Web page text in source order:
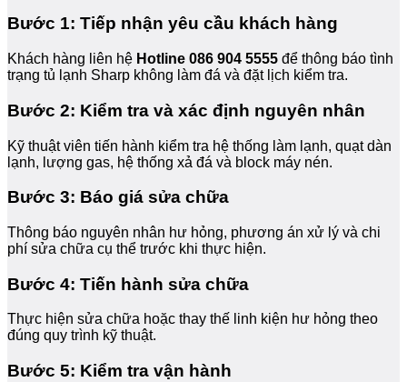
Bước 1: Tiếp nhận yêu cầu khách hàng
Khách hàng liên hệ Hotline 086 904 5555 để thông báo tình
trạng tủ lạnh Sharp không làm đá và đặt lịch kiểm tra.
Bước 2: Kiểm tra và xác định nguyên nhân
Kỹ thuật viên tiến hành kiểm tra hệ thống làm lạnh, quạt dàn
lạnh, lượng gas, hệ thống xả đá và block máy nén.
Bước 3: Báo giá sửa chữa
Thông báo nguyên nhân hư hỏng, phương án xử lý và chi
phí sửa chữa cụ thể trước khi thực hiện.
Bước 4: Tiến hành sửa chữa
Thực hiện sửa chữa hoặc thay thế linh kiện hư hỏng theo
đúng quy trình kỹ thuật.
Bước 5: Kiểm tra vận hành